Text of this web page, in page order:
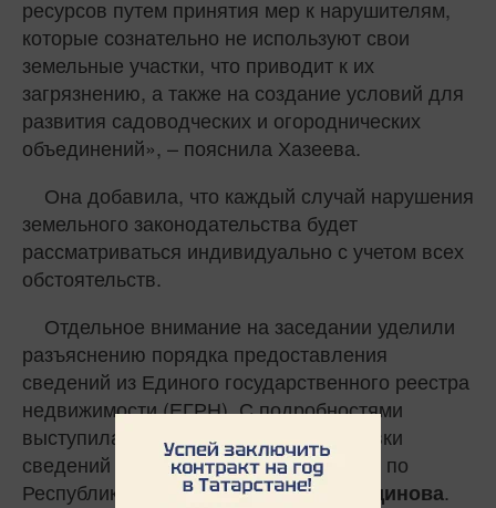
ресурсов путем принятия мер к нарушителям,
которые сознательно не используют свои
земельные участки, что приводит к их
загрязнению, а также на создание условий для
развития садоводческих и огороднических
объединений», – пояснила Хазеева.
Она добавила, что каждый случай нарушения
земельного законодательства будет
рассматриваться индивидуально с учетом всех
обстоятельств.
Отдельное внимание на заседании уделили
разъяснению порядка предоставления
сведений из Единого государственного реестра
недвижимости (ЕГРН). С подробностями
выступила начальник отдела подготовки
сведений филиала ППК «Роскадастр» по
Республике ТатарстанФарида Ризатдинова.